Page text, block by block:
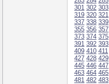
301 302 303
319 320 321
337 338 339
355 356 357
373 374 375
391 392 393
409 410 411
427 428 429
445 446 447
463 464 465
481 482 483